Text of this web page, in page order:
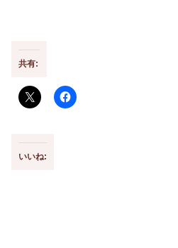
共有:
いいね: